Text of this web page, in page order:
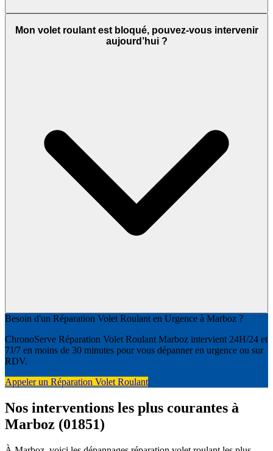
Mon volet roulant est bloqué, pouvez-vous intervenir
aujourd’hui ?
Besoin d'un Réparation Volet Roulant en Urgence à Marboz ?
ChronoServe Réparation Volet Roulant Marboz intervient 24H/24 et
7J/7 en moins de 30 minutes pour vous dépanner en urgence ou sur
RDV.
Appeler un Réparation Volet Roulant
Nos interventions les plus courantes à
Marboz (01851)